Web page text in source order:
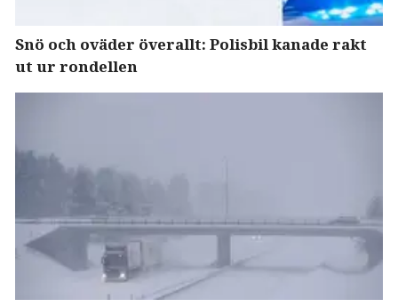
Snö och oväder överallt: Polisbil kanade rakt
ut ur rondellen